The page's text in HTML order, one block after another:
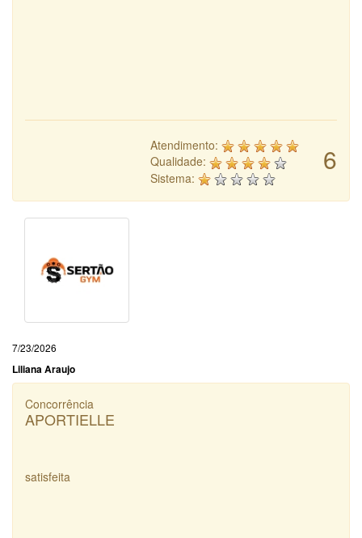
6
Atendimento:
Qualidade:
Sistema:
7/23/2026
Liliana Araujo
Concorrência
APORTIELLE
satisfeita